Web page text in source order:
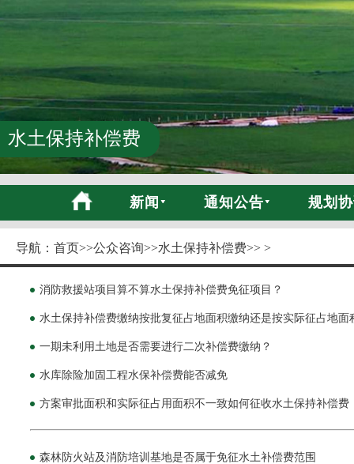
水土保持补偿费
新闻 通知公告 规划
导航： 首页>>公众咨询>>水土保持补偿费>> >
消防救援站项目算不算水土保持补偿费免征项目？
水土保持补偿费缴纳按批复征占地面积缴纳还是按实际征占地面
一期未利用土地是否需要进行二次补偿费缴纳？
水库除险加固工程水保补偿费能否减免
方案审批面积和实际征占用面积不一致如何征收水土保持补偿费
森林防火站及消防培训基地是否属于免征水土补偿费范围